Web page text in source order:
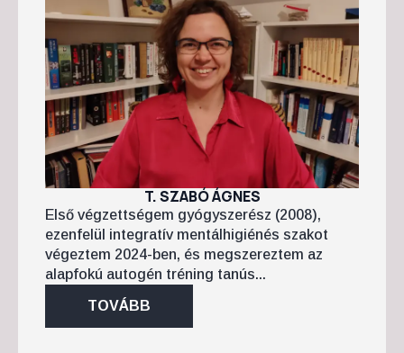
T. SZABÓ ÁGNES
Első végzettségem gyógyszerész (2008),
ezenfelül integratív mentálhigiénés szakot
végeztem 2024-ben, és megszereztem az
alapfokú autogén tréning tanús...
TOVÁBB